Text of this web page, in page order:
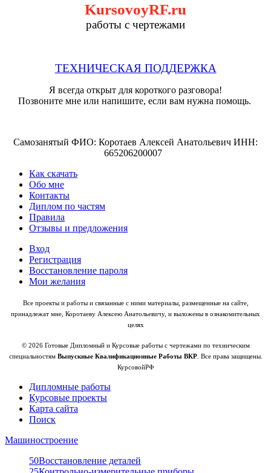
KursovoyRF.ru
работы с чертежами
ТЕХНИЧЕСКАЯ ПОДДЕРЖКА
Я всегда открыт для короткого разговора!
Позвоните мне или напишите, если вам нужна помощь.
Самозанятый ФИО: Коротаев Алексей Анатольевич ИНН:
665206200007
Как скачать
Обо мне
Контакты
Диплом по частям
Правила
Отзывы и предложения
Вход
Регистрация
Восстановление пароля
Мои желания
Все проекты и работы и связанные с ними материалы, размещенные на сайте,
принадлежат мне, Коротаеву Алексею Анатольевичу, и выложены в ознакомительных
целях
© 2026 Готовые Дипломный и Курсовые работы с чертежами по техническим
специальностям Выпускные Квалификационные Работы ВКР. Все права защищены.
КурсовойРФ
Дипломные работы
Курсовые проекты
Карта сайта
Поиск
Машиностроение
50Восстановление деталей